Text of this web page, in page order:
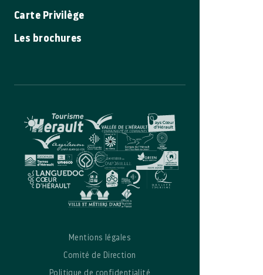
Carte Privilège
Les brochures
Mentions légales
Comité de Direction
Politique de confidentialité